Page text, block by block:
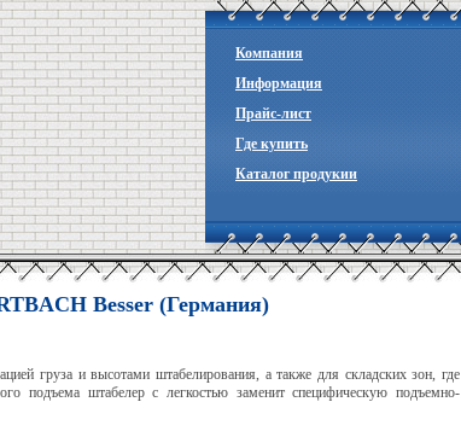
Компания
Информация
Прайc-лист
Где купить
Каталог продукии
Besser (Германия)
груза и высотами штабелирования, а также для складских зон, где
подъема штабелер с легкостью заменит специфическую подъемно-